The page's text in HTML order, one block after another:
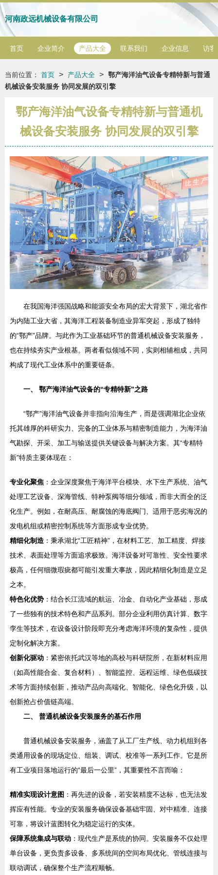
河南政远机械设备有限公司
首页 企业简介 产品大全 联系我们 企业信息 访客
当前位置： 首页 > 产品大全 > 鄂产海洋油气设备专精特新与普通
机械设备安装服务 协同发展的双引擎
鄂产海洋油气设备专精特新与普通机
械设备安装服务 协同发展的双引擎
在我国海洋强国战略和能源安全布局的宏大背景下，湖北省作
为内陆工业大省，其海洋工程装备制造业异军突起，形成了独特
的“鄂产”品牌。与此作为工业基础环节的普通机械设备安装服务，
也在持续夯实产业根基。两者看似领域不同，实则相辅相成，共同
构成了现代工业体系中的重要链条。
一、 鄂产海洋油气设备的“专精特新”之路
“鄂产”海洋油气设备并非指向沿海生产，而是强调湖北企业依
托其雄厚的科研实力、完备的工业体系与精密制造能力，为海洋油
气勘探、开采、加工与输送提供关键设备与解决方案。其“专精特
新”特质主要体现在：
专业化聚焦 ：企业深度聚焦于海洋平台模块、水下生产系统、油气
处理工艺设备、深海管线、特种泵阀等细分领域，而非大而全的泛
化生产。例如，在耐高压、耐腐蚀的海底阀门、适用于恶劣海况的
发电机组或精密控制系统等方面形成专业优势。
精细化制造 ：秉承湖北“工匠精神”，在材料工艺、加工精度、焊接
技术、表面处理等方面追求极致。海洋设备对可靠性、安全性要求
极高，任何细微瑕疵都可能引发重大事故，因此精细化制造是立足
之本。
特色化优势 ：结合长江流域的航运、冶金、自动化产业基础，形成
了一些独有的技术特色和产品系列。部分企业利用仿真计算、数字
孪生等技术，在设备设计阶段即充分考虑海洋环境的复杂性，提供
定制化解决方案。
创新化驱动 ：紧密依托武汉等地的高校与科研院所，在新材料应用
（如高性能合金、复合材料）、智能监控、远程运维、绿色低碳技
术等方面持续创新，推动产品向高端化、智能化、绿色化升级，以
创新抢占价值链高端。
二、 普通机械设备安装服务的基石作用
普通机械设备安装服务，涵盖了从工厂生产线、动力机组到各
类通用设备的现场定位、组装、调试、校准等一系列工作。它是所
有工业项目落地运行的“最后一公里”，其重要性不言而喻：
精准实现设计意图 ：再先进的设备，若安装精度不达标，也无法发
挥应有性能。专业的安装服务确保设备基础牢固、对中精准、连接
可靠，将设计蓝图转化为稳定运行的实体。
保障系统集成与联动 ：现代生产是系统的协同。安装服务不仅处理
单台设备，更负责多设备、多系统间的空间布局优化、管线连接与
联动调试，确保整个生产流程顺畅。